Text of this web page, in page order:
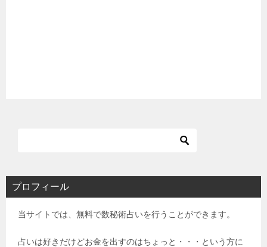
プロフィール
当サイトでは、無料で数秘術占いを行うことができます。
占いは好きだけどお金を出すのはちょっと・・・という方に